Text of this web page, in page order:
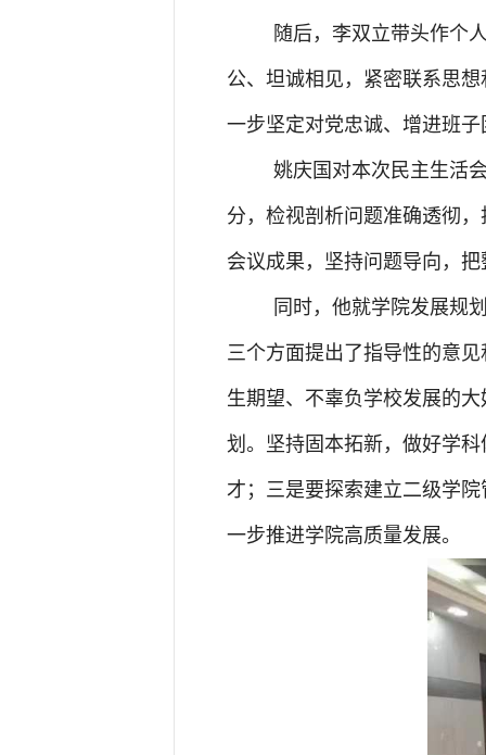
随后，李双立带头作个
公、坦诚相见，紧密联系思
一步坚定对党忠诚、增进班
姚庆国对本次民主生活
分，检视剖析问题准确透彻
会议成果，坚持问题导向，
同时，他就学院发展规
三个方面提出了指导性的意
生期望、不辜负学校发展的
划。坚持固本拓新，做好学
才；三是要探索建立二级学
一步推进学院高质量发展。